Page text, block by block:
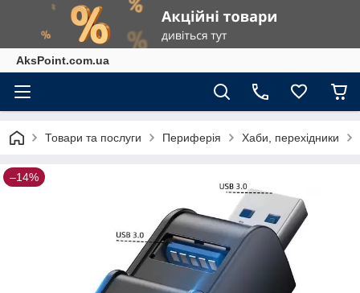
AksPoint.com.ua
Товари та послуги Периферія Хаби, перехідники
–14%